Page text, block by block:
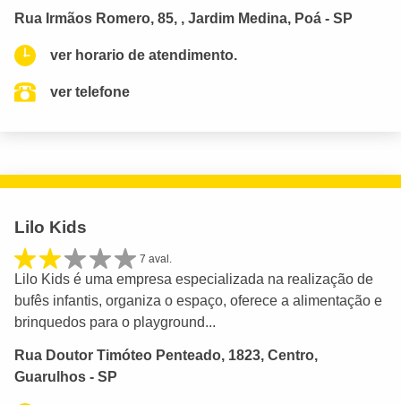
Rua Irmãos Romero, 85, , Jardim Medina, Poá - SP
ver horario de atendimento.
ver telefone
Lilo Kids
7 aval.
Lilo Kids é uma empresa especializada na realização de
bufês infantis, organiza o espaço, oferece a alimentação e
brinquedos para o playground...
Rua Doutor Timóteo Penteado, 1823, Centro,
Guarulhos - SP